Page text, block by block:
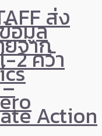
ส่ง
อมูล
จาก
2 คว้า
Action